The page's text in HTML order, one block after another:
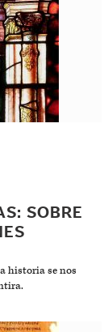
SOBRE
historia se nos